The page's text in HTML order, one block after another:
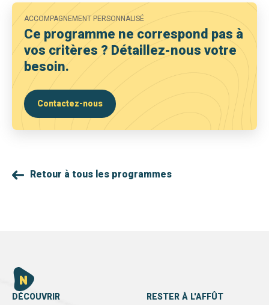
ACCOMPAGNEMENT PERSONNALISÉ
Ce programme ne correspond pas à
vos critères ? Détaillez-nous votre
besoin.
Contactez-nous
Retour à tous les programmes
DÉCOUVRIR
RESTER À L'AFFÛT